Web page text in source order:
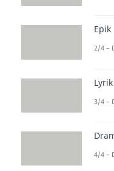
Epik
2/4 –
Lyrik
3/4 –
4/4 –